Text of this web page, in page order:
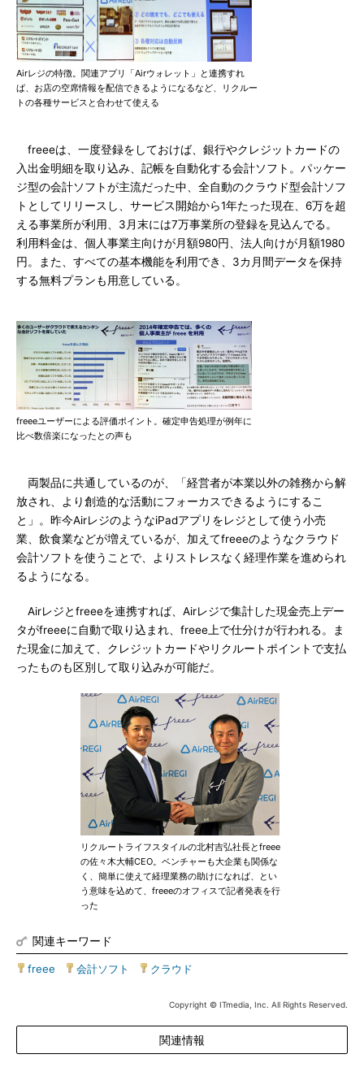
Airレジの特徴。関連アプリ「Airウォレット」と連携すれ
ば、お店の空席情報を配信できるようになるなど、リクルー
トの各種サービスと合わせて使える
freeeは、一度登録をしておけば、銀行やクレジットカードの
入出金明細を取り込み、記帳を自動化する会計ソフト。パッケー
ジ型の会計ソフトが主流だった中、全自動のクラウド型会計ソフ
トとしてリリースし、サービス開始から1年たった現在、6万を超
える事業所が利用、3月末には7万事業所の登録を見込んでる。
利用料金は、個人事業主向けが月額980円、法人向けが月額1980
円。また、すべての基本機能を利用でき、3カ月間データを保持
する無料プランも用意している。
freeeユーザーによる評価ポイント。確定申告処理が例年に
比べ数倍楽になったとの声も
両製品に共通しているのが、「経営者が本業以外の雑務から解
放され、より創造的な活動にフォーカスできるようにするこ
と」。昨今AirレジのようなiPadアプリをレジとして使う小売
業、飲食業などが増えているが、加えてfreeeのようなクラウド
会計ソフトを使うことで、よりストレスなく経理作業を進められ
るようになる。
Airレジとfreeeを連携すれば、Airレジで集計した現金売上デー
タがfreeeに自動で取り込まれ、freee上で仕分けが行われる。ま
た現金に加えて、クレジットカードやリクルートポイントで支払
ったものも区別して取り込みが可能だ。
リクルートライフスタイルの北村吉弘社長とfreee
の佐々木大輔CEO。ベンチャーも大企業も関係な
く、簡単に使えて経理業務の助けになれば、とい
う意味を込めて、freeeのオフィスで記者発表を行
った
関連キーワード
freee 会計ソフト クラウド
Copyright © ITmedia, Inc. All Rights Reserved.
関連情報